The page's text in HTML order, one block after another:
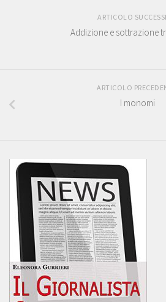
ARTICOLO
Addizione e sottrazione
ARTICOLO
I monomi